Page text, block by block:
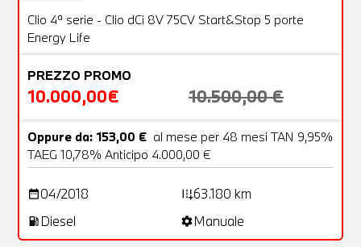
OFFERTA
Clio 4ª serie - Clio dCi 8V 75CV Start&Stop 5 porte
Energy Life
PREZZO PROMO
10.000,00€ 10.500,00 €
Oppure da: 153,00 € al mese per 48 mesi TAN 9,95%
TAEG 10,78% Anticipo 4.000,00 €
date_range04/2018 add_road63.180 km
local_gas_station Diesel settingsManuale